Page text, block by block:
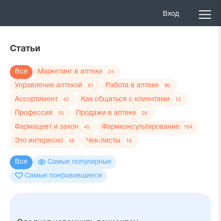
Вход
Статьи
Все Маркетинг в аптеке 24
Управление аптекой 61 Работа в аптеке 96
Ассортимент 42 Как общаться с клиентами 15
Профессия 55 Продажи в аптеке 26
Фармацевт и закон 45 Фармконсультирование 164
Это интересно 48 Чек-листы 16
Все Самые популярные
Самые понравившиеся